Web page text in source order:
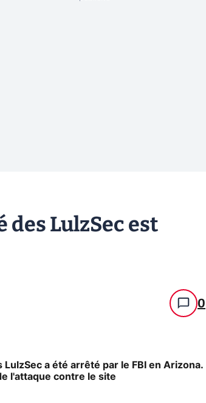
LulzSec est
0
a été arrêté par le FBI en Arizona.
l'attaque contre le site